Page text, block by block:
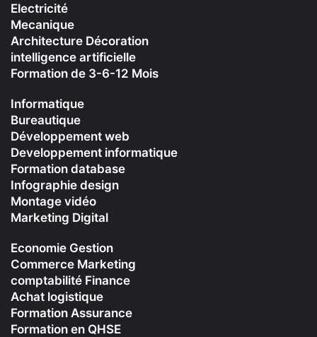
Electricité
Mecanique
Architecture Décoration
intelligence artificielle
Formation de 3-6-12 Mois
Informatique
Bureautique
Développement web
Developpement informatique
Formation database
Infographie design
Montage vidéo
Marketing Digital
Economie Gestion
Commerce Marketing
comptabilité Finance
Achat logistique
Formation Assurance
Formation en QHSE